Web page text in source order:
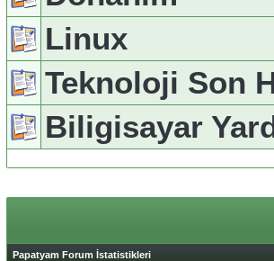
Linux
Teknoloji Son
Biligisayar
Papatyam Forum İstatistikleri